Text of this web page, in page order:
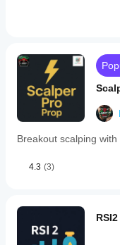
Breakout scalping
4.3 (3)